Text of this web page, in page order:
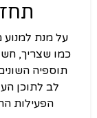
על מנת
כמו שצריך,
תוספיה
לב לתוכן
הפעילות